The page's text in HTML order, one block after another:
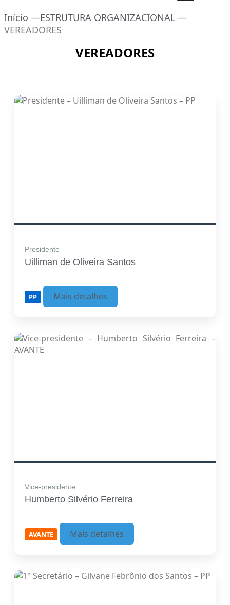
Início —ESTRUTURA ORGANIZACIONAL —
VEREADORES
VEREADORES
Presidente
Uilliman de Oliveira Santos
PP Mais detalhes
Vice-presidente
Humberto Silvério Ferreira
AVANTE Mais detalhes